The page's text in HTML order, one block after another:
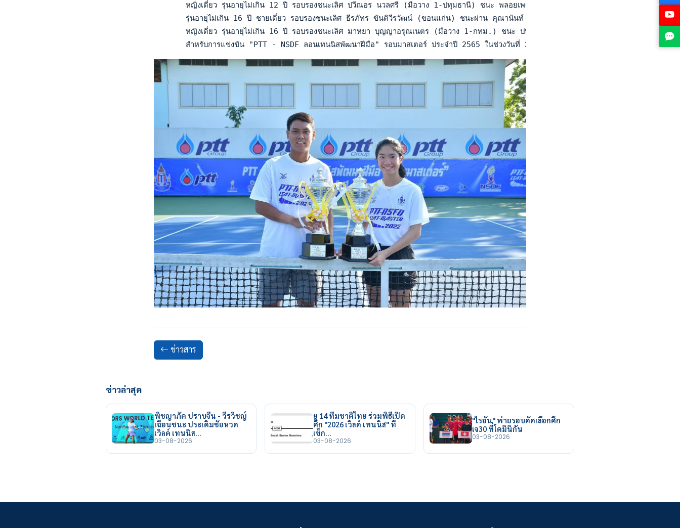
หญิงเดี่ยว รุ่นอายุไม่เกิน 12 ปี รอบรองชนะเลิศ ปวีณอร นวลศรี (มือวาง 1-ปทุมธานี) ชนะ พลอยเพชร ด้วงเขียว (สงขลา) 4-1, 4-1 โชติ
รุ่นอายุไม่เกิน 16 ปี ชายเดี่ยว รอบรองชนะเลิศ ธีรภัทร ขันติวีรวัฒน์ (ขอนแก่น) ชนะผ่าน คุณานันท์ พันธราธร (ปทุมธานี) กฤตเมธ ธรรมกุล
หญิงเดี่ยว รุ่นอายุไม่เกิน 16 ปี รอบรองชนะเลิศ มาหยา บุญญาอรุณเนตร (มือวาง 1-กทม.) ชนะ ปพิชญา อิสโร (สงขลา) 6-2, 6-3 กัญ
สำหรับการแข่งขัน "PTT - NSDF ลอนเทนนิสพัฒนาฝีมือ" รอบมาสเตอร์ ประจำปี 2565 ในช่วงวันที่ 20-22 ธ.ค. 2565 จะเป็นการแข่งขันของนั
ข่าวสาร
ข่าวล่าสุด
พิชญาภัค ปราบจีน - วีรวิชญ์
เฉือนชนะ ประเดิมชัยหวด
เวิลด์ เทนนิส…
03-08-2026
ยู 14 ทีมชาติไทย ร่วมพิธีเปิด
ศึก "2026 เวิลด์ เทนนิส" ที่
เช็ก…
03-08-2026
"ไรอัน" พ่ายรอบคัดเลือกศึก
เจ30 ที่โดมินิกัน
03-08-2026